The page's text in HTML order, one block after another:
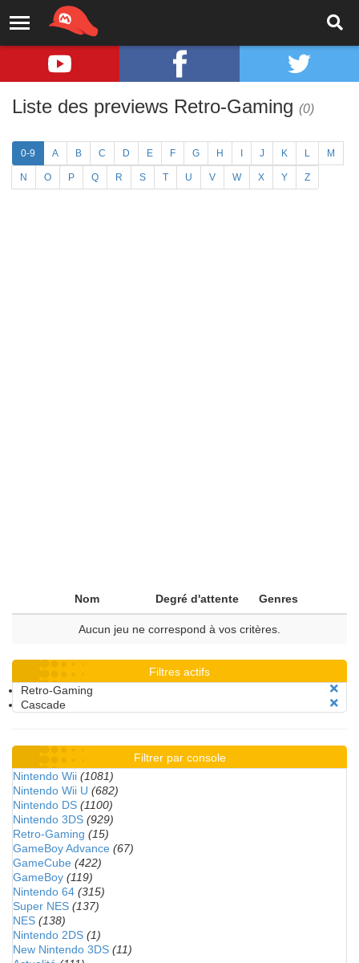
Liste des previews Retro-Gaming (0)
0-9 A B C D E F G H J K L M
N O P Q R S T U V W X Y Z
Nom Degré d'attente Genres
Aucun jeu ne correspond à vos critères.
Filtres actifs
Retro-Gaming
Cascade
Filtrer par console
Nintendo Wii (1081)
Nintendo Wii U (682)
Nintendo DS (1100)
Nintendo 3DS (929)
Retro-Gaming (15)
GameBoy Advance (67)
GameCube (422)
GameBoy (119)
Nintendo 64 (315)
Super NES (137)
NES (138)
Nintendo 2DS (1)
New Nintendo 3DS (11)